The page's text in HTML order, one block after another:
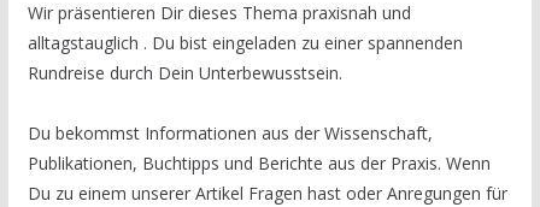
Wir präsentieren Dir dieses Thema praxisnah und
alltagstauglich . Du bist eingeladen zu einer spannenden
Rundreise durch Dein Unterbewusstsein.
Du bekommst Informationen aus der Wissenschaft,
Publikationen, Buchtipps und Berichte aus der Praxis. Wenn
Du zu einem unserer Artikel Fragen hast oder Anregungen für